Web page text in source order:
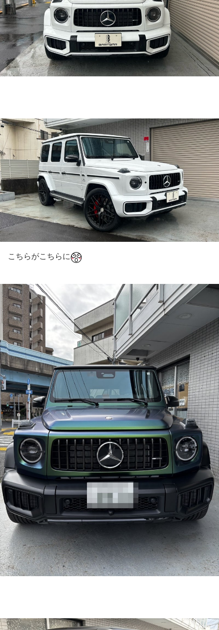
こちらがこちらに